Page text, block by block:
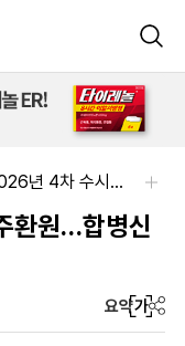
제이더블유홀딩스주식회사-JW 2026년 4차 수시채용
환원…합병신
요약가